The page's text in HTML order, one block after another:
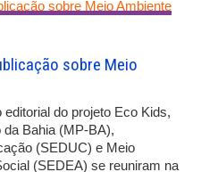
sobre Meio
do projeto Eco Kids,
Bahia (MP-BA),
(SEDUC) e Meio
(SEDEA) se reuniram na